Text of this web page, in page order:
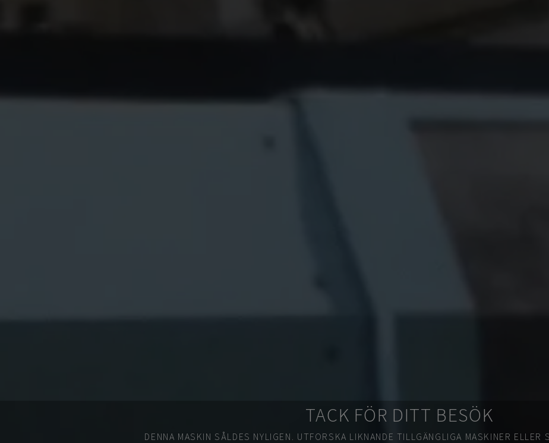
TACK FÖR DITT BESÖK
DENNA MASKIN SÅLDES NYLIGEN. UTFORSKA LIKNANDE TILLGÄNGLIGA MASKINER ELLER